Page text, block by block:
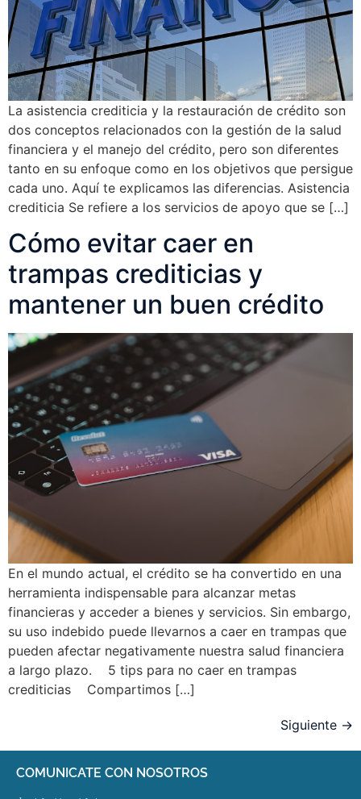
La asistencia crediticia y la restauración de crédito son
dos conceptos relacionados con la gestión de la salud
financiera y el manejo del crédito, pero son diferentes
tanto en su enfoque como en los objetivos que persigue
cada uno. Aquí te explicamos las diferencias. Asistencia
crediticia Se refiere a los servicios de apoyo que se […]
Cómo evitar caer en
trampas crediticias y
mantener un buen crédito
En el mundo actual, el crédito se ha convertido en una
herramienta indispensable para alcanzar metas
financieras y acceder a bienes y servicios. Sin embargo,
su uso indebido puede llevarnos a caer en trampas que
pueden afectar negativamente nuestra salud financiera
a largo plazo. 5 tips para no caer en trampas
crediticias Compartimos […]
Siguiente →
COMUNICATE CON NOSOTROS